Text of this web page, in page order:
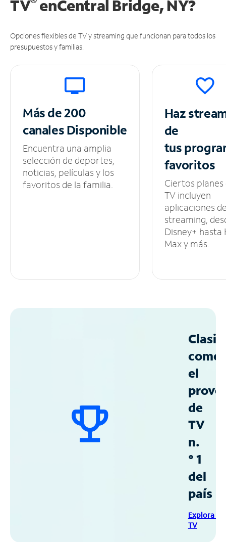
TV enCentral Bridge, NY?
Opciones flexibles de TV y streaming que funcionan para todos los
presupuestos y familias.
Más de 200
canalesDisponible
Encuentra una amplia
selección de deportes,
noticias, películas y los
favoritos de la familia.
Haz
de
tus
favoritos
Ciertos planes
TV incluyen
aplicaciones
streaming,
Disney+ hasta
Max y más.
como
el
de
TV
n.
° 1
del
país
Explora
TV